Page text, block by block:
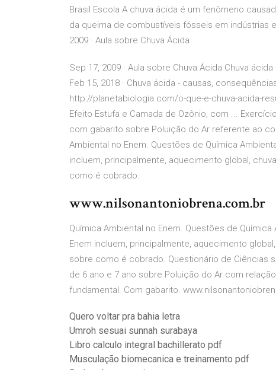
Brasil Escola A chuva ácida é um fenômeno
da queima de combustíveis fósseis em indústrias
2009 · Aula sobre Chuva Ácida
Sep 17, 2009 · Aula sobre Chuva Ácida Chuva
Feb 15, 2018 · Chuva ácida - causas,
http://planetabiologia.com/o-que-e-chuva-acida-
Efeito Estufa e Camada de Ozônio, com ...
com gabarito sobre Poluição do Ar referente ao
Ambiental no Enem. Questões de Química
incluem, principalmente, aquecimento global,
como é cobrado.
www.nilsonantoniobrena.com.br
Química Ambiental no Enem. Questões de
Enem incluem, principalmente, aquecimento
sobre como é cobrado. Questionário de Ciências
de 6 ano e 7 ano sobre Poluição do Ar com
fundamental. Com gabarito.
Quero voltar pra bahia letra
Umroh sesuai sunnah surabaya
Libro calculo integral bachillerato pdf
Musculação biomecanica e treinamento pdf